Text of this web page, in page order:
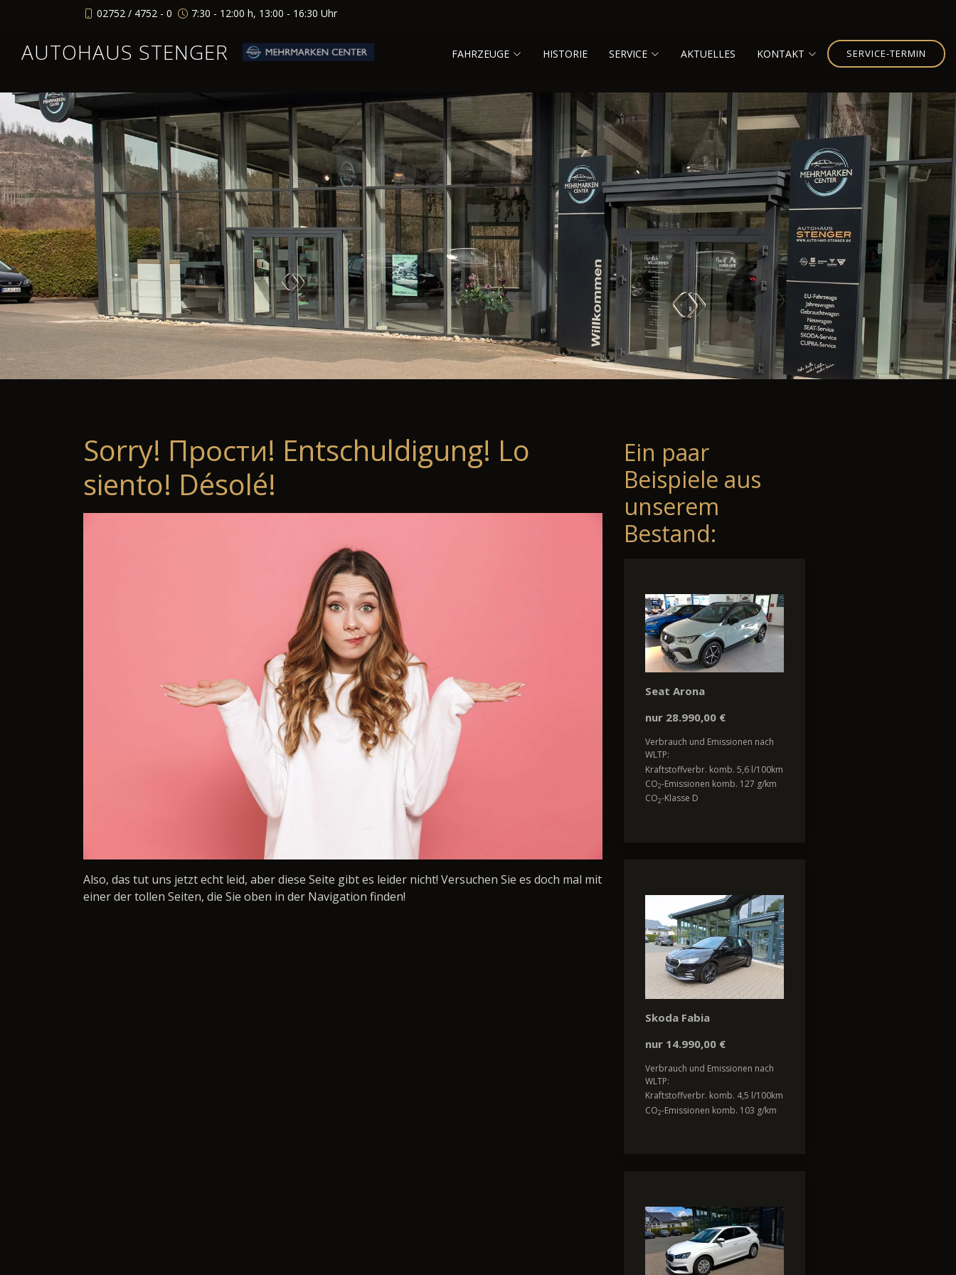
02752 / 4752 - 0 7:30 - 12:00 h, 13:00 - 16:30 Uhr
AUTOHAUS STENGER FAHRZEUGE HISTORIE SERVICE AKTUELLES KONTAKT SERVICE-TERMIN
Sorry! Прости! Entschuldigung! Lo
siento! Désolé!
Also, das tut uns jetzt echt leid, aber diese Seite gibt es leider nicht! Versuchen Sie es doch mal mit
einer der tollen Seiten, die Sie oben in der Navigation finden!
Ein paar
Beispiele aus
unserem
Bestand:
Seat Arona
nur 28.990,00 €
Verbrauch und Emissionen nach
WLTP:
Kraftstoffverbr. komb. 5,6 l/100km
CO2-Emissionen komb. 127 g/km
CO2-Klasse D
Skoda Fabia
nur 14.990,00 €
Verbrauch und Emissionen nach
WLTP:
Kraftstoffverbr. komb. 4,5 l/100km
CO2-Emissionen komb. 103 g/km